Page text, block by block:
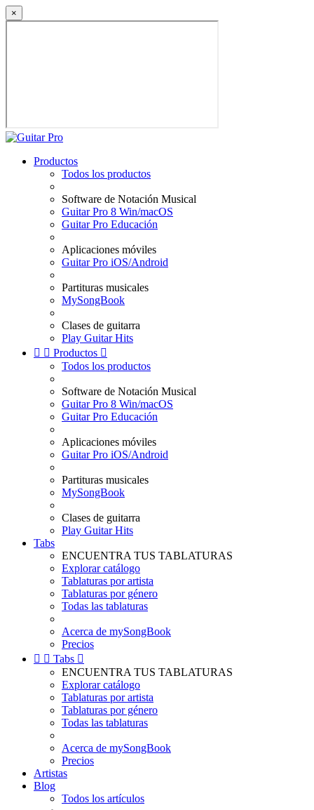
×
Productos
Todos los productos
Software de Notación Musical
Guitar Pro 8 Win/macOS
Guitar Pro Educación
Aplicaciones móviles
Guitar Pro iOS/Android
Partituras musicales
MySongBook
Clases de guitarra
Play Guitar Hits
  Productos 
Todos los productos
Software de Notación Musical
Guitar Pro 8 Win/macOS
Guitar Pro Educación
Aplicaciones móviles
Guitar Pro iOS/Android
Partituras musicales
MySongBook
Clases de guitarra
Play Guitar Hits
Tabs
ENCUENTRA TUS TABLATURAS
Explorar catálogo
Tablaturas por artista
Tablaturas por género
Todas las tablaturas
Acerca de mySongBook
Precios
  Tabs 
ENCUENTRA TUS TABLATURAS
Explorar catálogo
Tablaturas por artista
Tablaturas por género
Todas las tablaturas
Acerca de mySongBook
Precios
Artistas
Blog
Todos los artículos